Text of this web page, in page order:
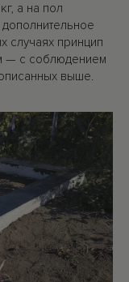
а на пол
случаях принцип
— с соблюдением
выше.